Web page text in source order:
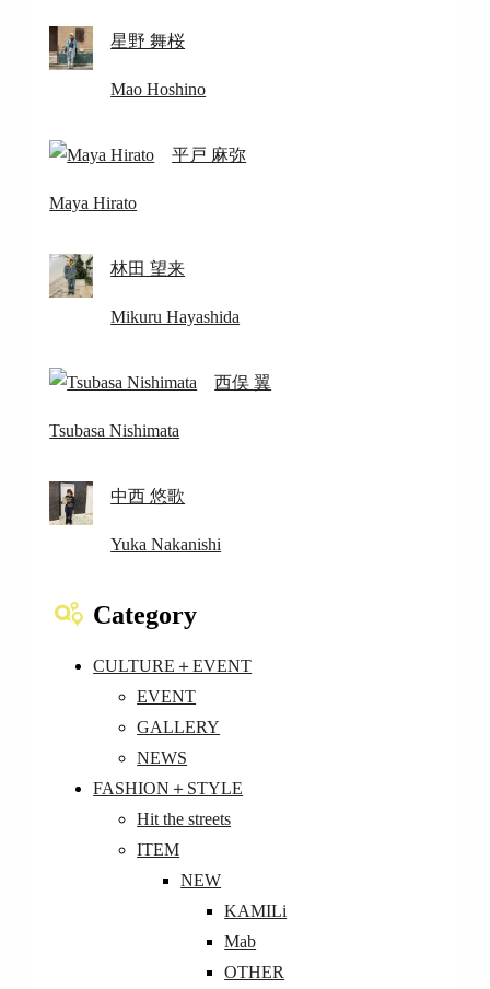
星野 舞桜
Mao Hoshino
平戸 麻弥
Maya Hirato
林田 望来
Mikuru Hayashida
西俣 翼
Tsubasa Nishimata
中西 悠歌
Yuka Nakanishi
Category
CULTURE＋EVENT
EVENT
GALLERY
NEWS
FASHION＋STYLE
Hit the streets
ITEM
NEW
KAMILi
Mab
OTHER